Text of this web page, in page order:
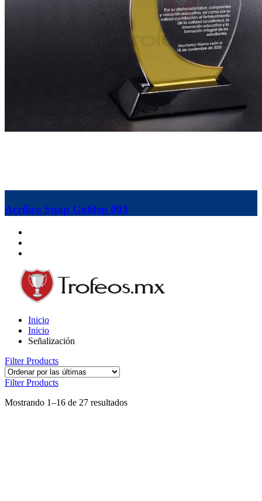
Acrílico Snap Golden 003
Inicio
Inicio
Señalización
Filter Products
Filter Products
Mostrando 1–16 de 27 resultados